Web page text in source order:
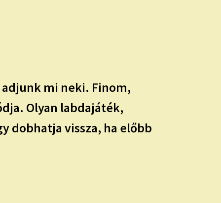
mi neki. Finom,
Olyan labdajáték,
dobhatja vissza, ha előbb